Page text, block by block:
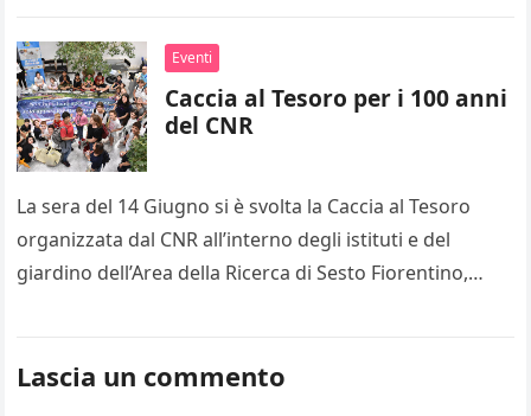
Eventi
Caccia al Tesoro per i 100 anni
del CNR
La sera del 14 Giugno si è svolta la Caccia al Tesoro
organizzata dal CNR all’interno degli istituti e del
giardino dell’Area della Ricerca di Sesto Fiorentino,…
Lascia un commento